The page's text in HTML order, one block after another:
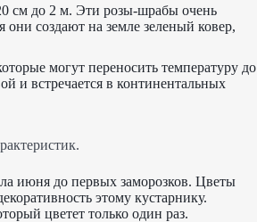
см до 2 м. Эти розы-шрабы очень
они создают на земле зеленый ковер,
могут переносить температуру до
и встречается в континентальных
июня до первых заморозков. Цветы
этому кустарнику.
цветет только один раз.